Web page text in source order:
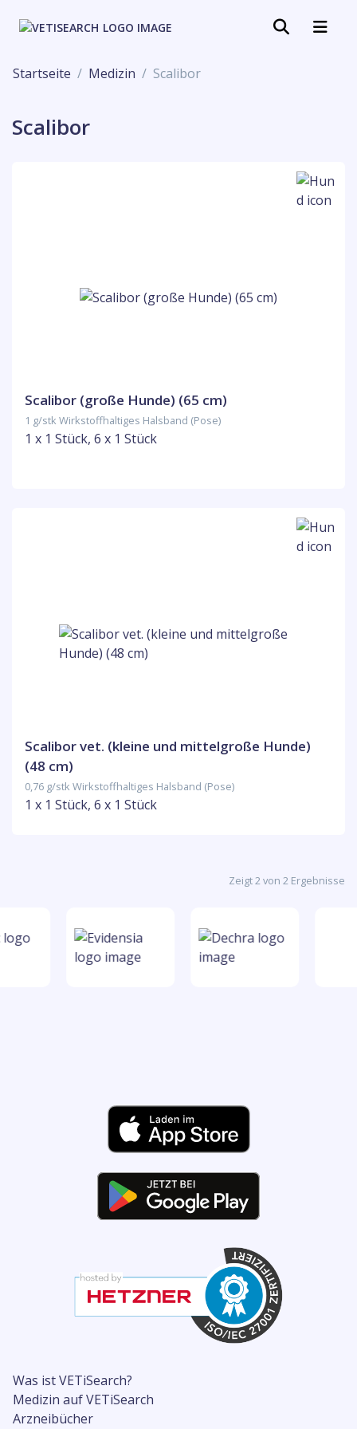
Startseite Medizin Scalibor
Scalibor
Scalibor (große Hunde) (65 cm)
1 g/stk Wirkstoffhaltiges Halsband (Pose)
1 x 1 Stück, 6 x 1 Stück
Scalibor vet. (kleine und mittelgroße Hunde)
(48 cm)
0,76 g/stk Wirkstoffhaltiges Halsband (Pose)
1 x 1 Stück, 6 x 1 Stück
Zeigt 2 von 2 Ergebnisse
Was ist VETiSearch?
Medizin auf VETiSearch
Arzneibücher